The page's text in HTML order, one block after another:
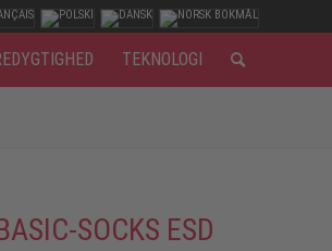
TEKNOLOGI
SOCKS ESD